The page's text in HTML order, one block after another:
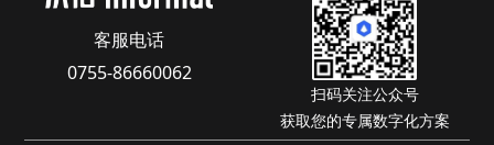
客服电话
0755-86660062
扫码关注公众号
获取您的专属数字化方案